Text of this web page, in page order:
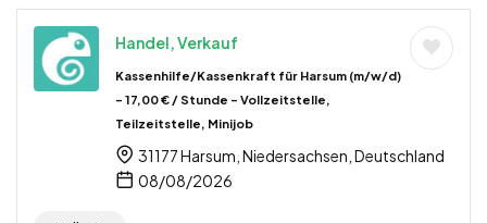
Handel, Verkauf
Kassenhilfe/Kassenkraft für Harsum (m/w/d)
– 17,00 € / Stunde – Vollzeitstelle,
Teilzeitstelle, Minijob
31177 Harsum, Niedersachsen, Deutschland
08/08/2026